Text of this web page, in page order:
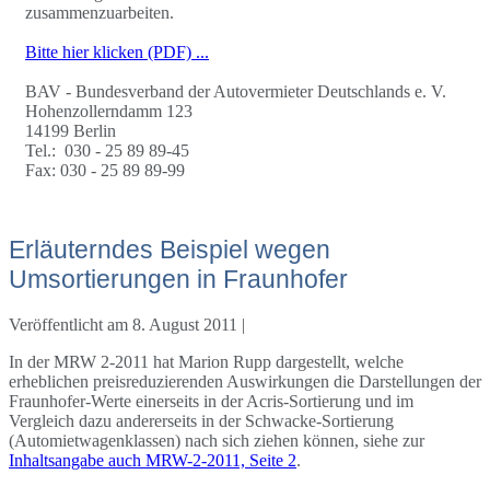
zusammenzuarbeiten.
Bitte hier klicken (PDF) ...
BAV - Bundesverband der Autovermieter Deutschlands e. V.
Hohenzollerndamm 123
14199 Berlin
Tel.: 030 - 25 89 89-45
Fax: 030 - 25 89 89-99
Erläuterndes Beispiel wegen
Umsortierungen in Fraunhofer
Veröffentlicht am 8. August 2011 |
In der MRW 2-2011 hat Marion Rupp dargestellt, welche
erheblichen preisreduzierenden Auswirkungen die Darstellungen der
Fraunhofer-Werte einerseits in der Acris-Sortierung und im
Vergleich dazu andererseits in der Schwacke-Sortierung
(Automietwagenklassen) nach sich ziehen können, siehe zur
Inhaltsangabe auch MRW-2-2011, Seite 2.